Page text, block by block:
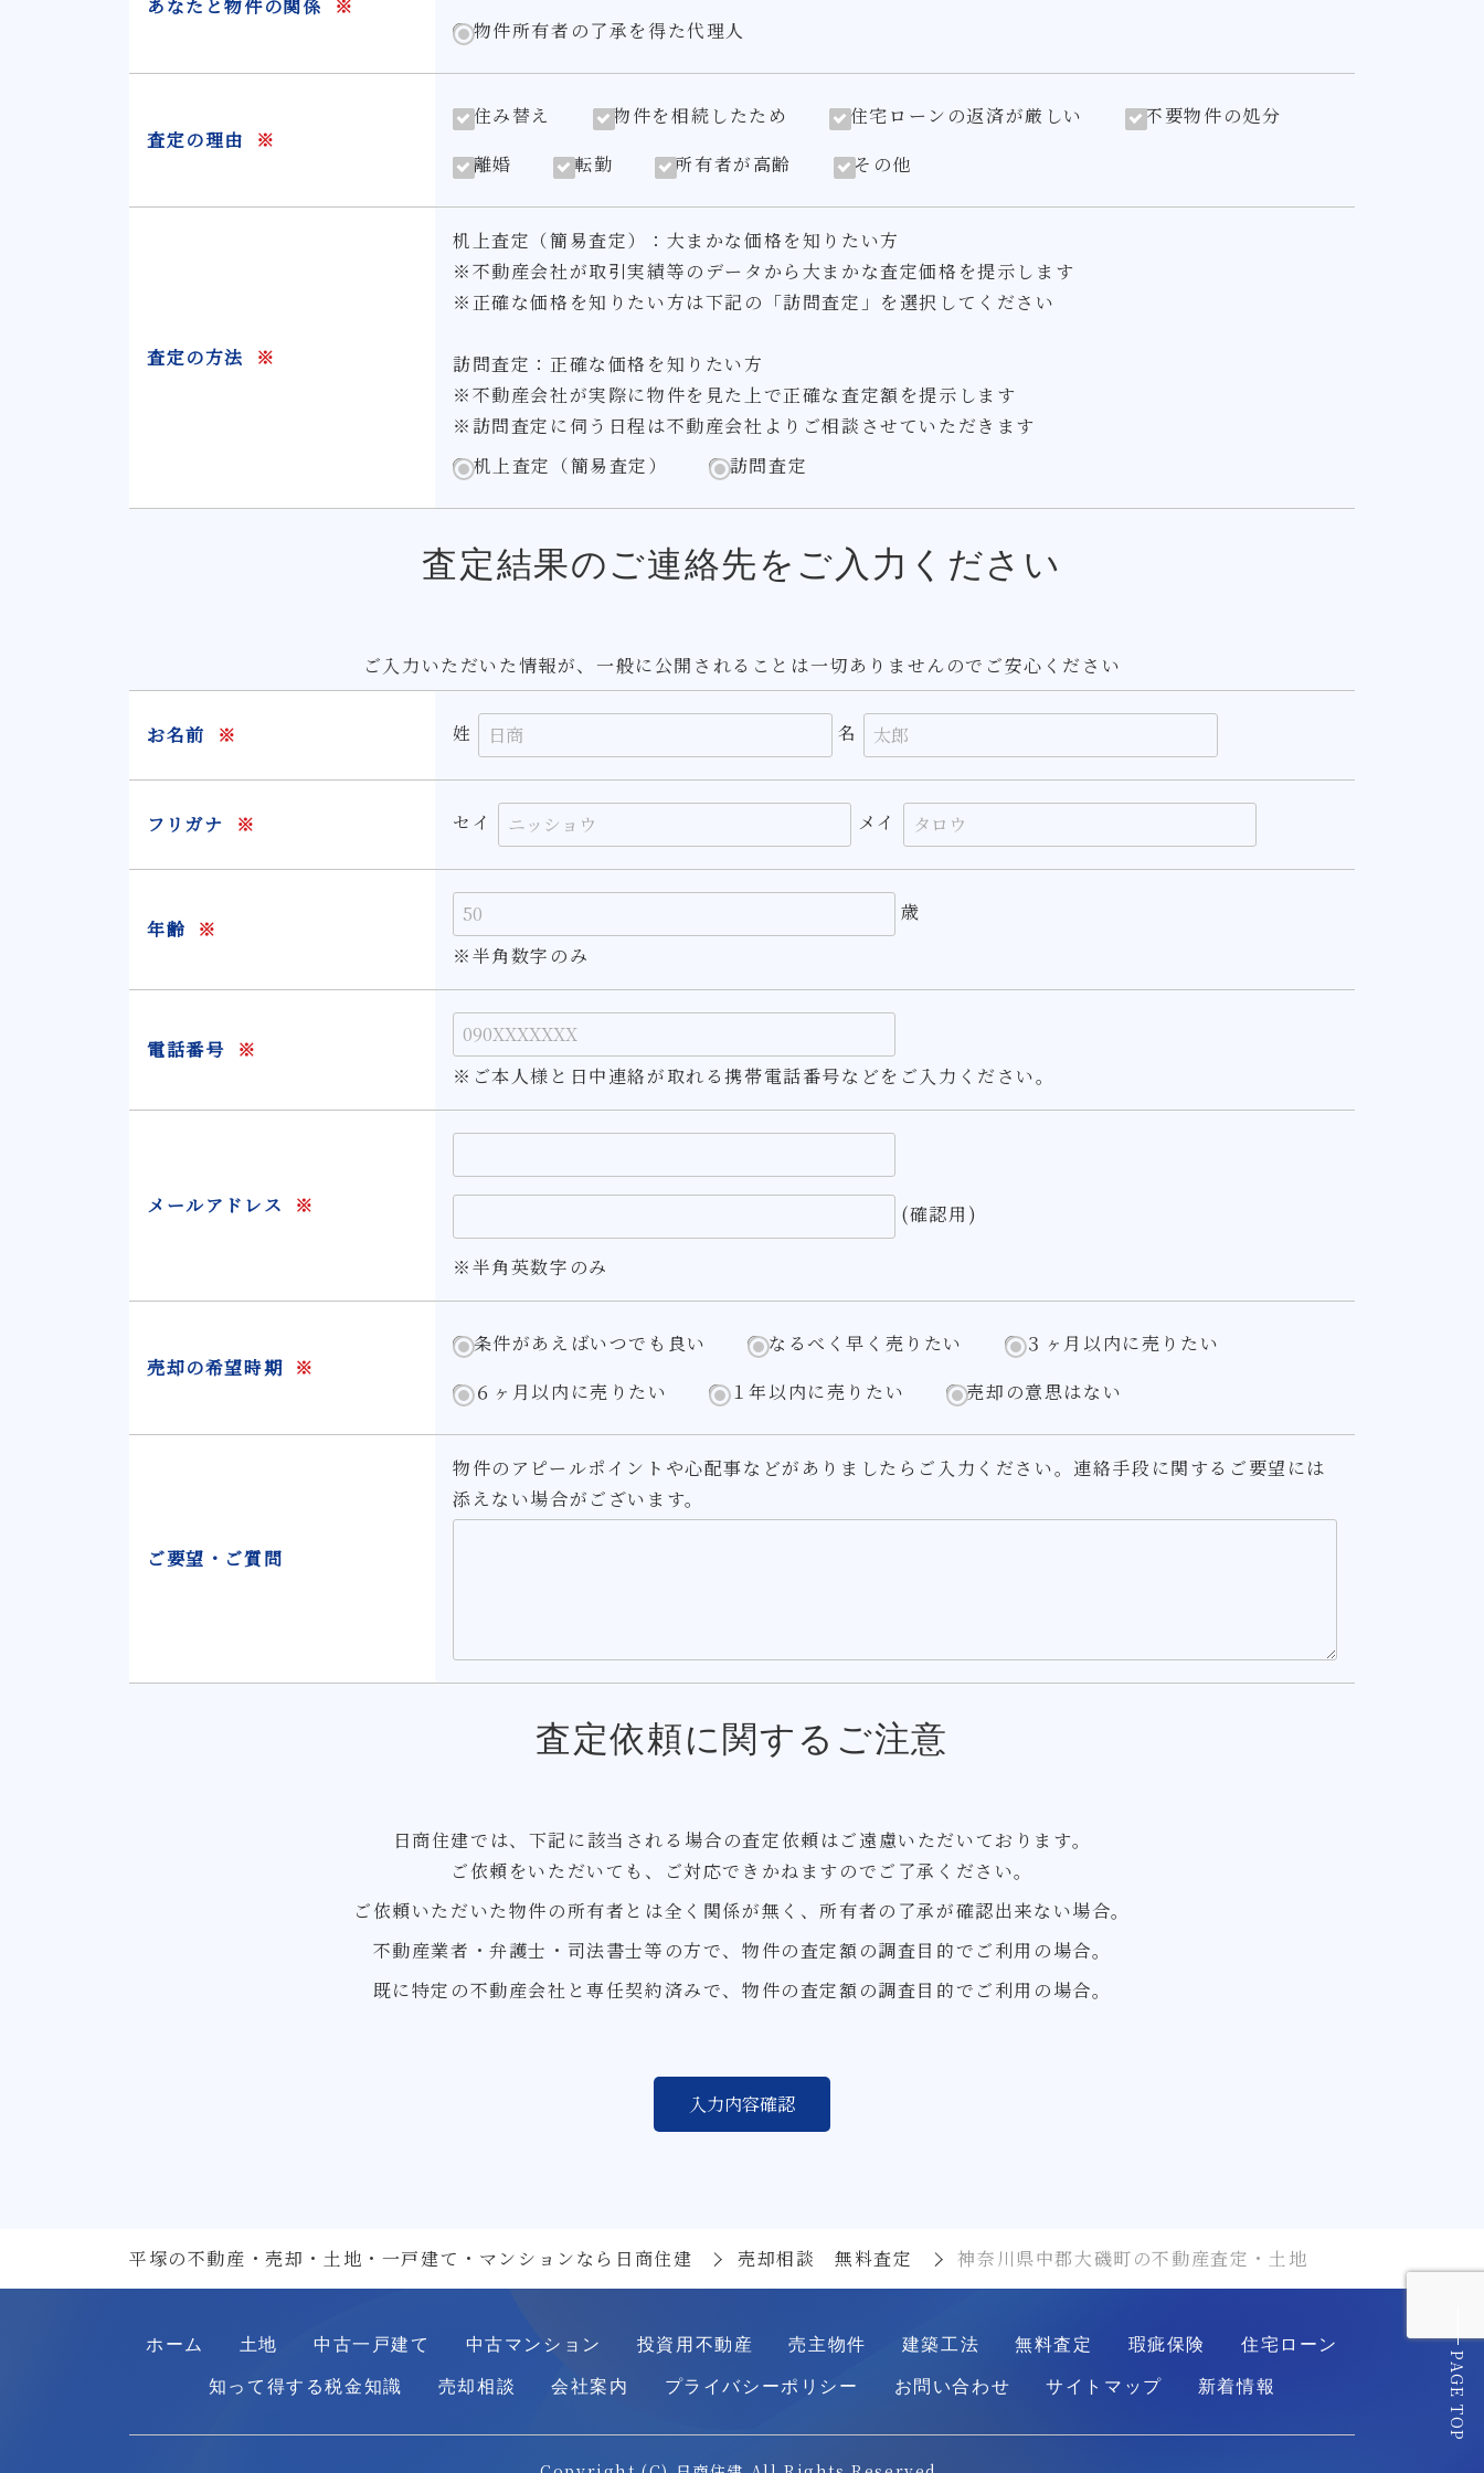
あなたと物件の関係 ※
物件所有者の了承を得た代理人
査定の理由 ※
住み替え 物件を相続したため 住宅ローンの返済が厳しい
不要物件の処分
離婚
転勤 所有者が高齢 その他
査定の方法 ※
机上査定（簡易査定）：大まかな価格を知りたい方
※不動産会社が取引実績等のデータから大まかな査定価格を提示します
※正確な価格を知りたい方は下記の「訪問査定」を選択してください
訪問査定：正確な価格を知りたい方
※不動産会社が実際に物件を見た上で正確な査定額を提示します
※訪問査定に伺う日程は不動産会社よりご相談させていただきます
机上査定（簡易査定）
訪問査定
査定結果のご連絡先をご入力ください
ご入力いただいた情報が、一般に公開されることは一切ありませんのでご安心ください
お名前 ※ 姓 名
フリガナ ※ セイ メイ
年齢 ※
歳
※半角数字のみ
電話番号
※
※ご本人様と日中連絡が取れる携帯電話番号などをご入力ください。
メールアドレス ※ (確認用)
※半角英数字のみ
売却の希望時期 ※
条件があえばいつでも良い なるべく早く売りたい
３ヶ月以内に売りたい
６ヶ月以内に売りたい
１年以内に売りたい 売却の意思はない
ご要望・ご質問
物件のアピールポイントや心配事などがありましたらご入力ください。連絡手段に関するご要望には
添えない場合がございます。
査定依頼に関するご注意
日商住建では、下記に該当される場合の査定依頼はご遠慮いただいております。
ご依頼をいただいても、ご対応できかねますのでご了承ください。
ご依頼いただいた物件の所有者とは全く関係が無く、所有者の了承が確認出来ない場合。
不動産業者・弁護士・司法書士等の方で、物件の査定額の調査目的でご利用の場合。
既に特定の不動産会社と専任契約済みで、物件の査定額の調査目的でご利用の場合。
平塚の不動産・売却・土地・一戸建て・マンションなら日商住建 売却相談 無料査定 神奈川県中郡大磯町の不動産査定・土地
PAGE TOP
ホーム 土地 中古一戸建て 中古マンション 投資用不動産 売主物件 建築工法 無料査定 瑕疵保険
住宅ローン
知って得する税金知識
売却相談 会社案内 プライバシーポリシー お問い合わせ サイトマップ 新着情報